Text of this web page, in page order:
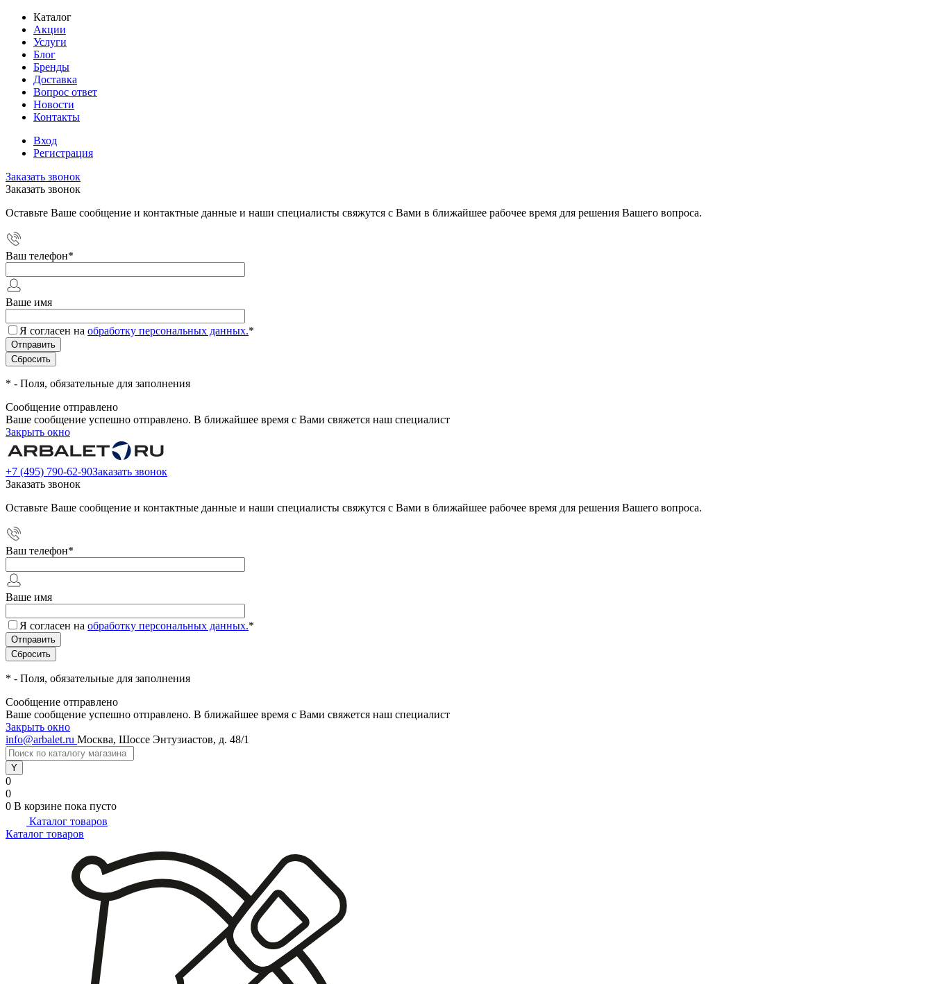
Каталог
Акции
Услуги
Блог
Бренды
Доставка
Вопрос ответ
Новости
Контакты
Вход
Регистрация
Заказать звонок
Заказать звонок
Оставьте Ваше сообщение и контактные данные и наши специалисты свяжутся с Вами в ближайшее рабочее время для решения Вашего вопроса.
Ваш телефон*
Ваше имя
Я согласен на обработку персональных данных.*
* - Поля, обязательные для заполнения
Сообщение отправлено
Ваше сообщение успешно отправлено. В ближайшее время с Вами свяжется наш специалист
Закрыть окно
+7 (495) 790-62-90Заказать звонок
Заказать звонок
Оставьте Ваше сообщение и контактные данные и наши специалисты свяжутся с Вами в ближайшее рабочее время для решения Вашего вопроса.
Ваш телефон*
Ваше имя
Я согласен на обработку персональных данных.*
* - Поля, обязательные для заполнения
Сообщение отправлено
Ваше сообщение успешно отправлено. В ближайшее время с Вами свяжется наш специалист
Закрыть окно
info@arbalet.ru Москва, Шоссе Энтузиастов, д. 48/1
0
0
0 В корзине пока пусто
Каталог товаров
Каталог товаров